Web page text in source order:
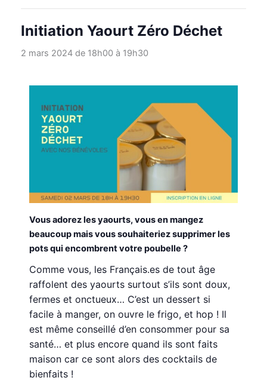
Initiation Yaourt Zéro Déchet
2 mars 2024 de 18h00à 19h30
Vous adorez les yaourts, vous en mangez
beaucoup mais vous souhaiteriez supprimer les
pots qui encombrent votre poubelle ?
Comme vous, les Français.es de tout âge
raffolent des yaourts surtout s’ils sont doux,
fermes et onctueux… C’est un dessert si
facile à manger, on ouvre le frigo, et hop ! Il
est même conseillé d’en consommer pour sa
santé… et plus encore quand ils sont faits
maison car ce sont alors des cocktails de
bienfaits !